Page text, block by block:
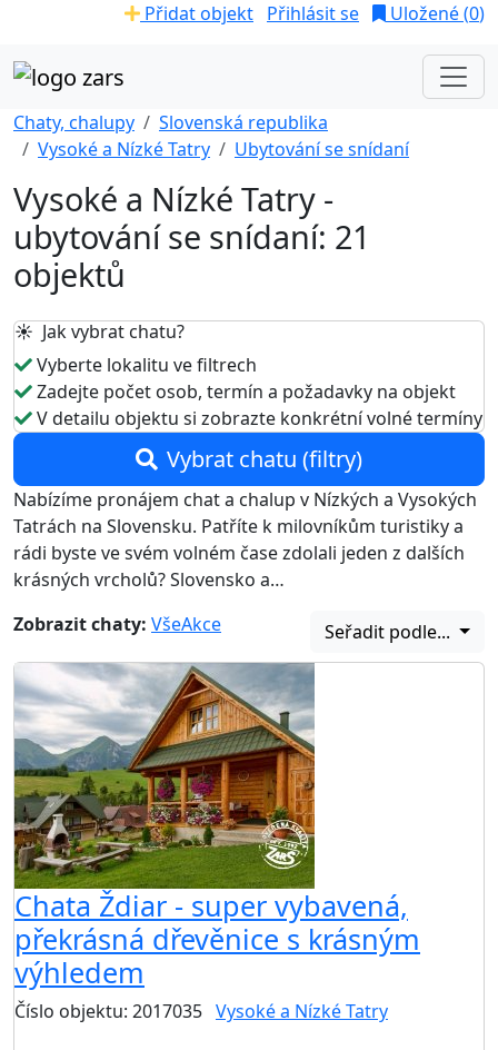
Přidat objekt Přihlásit se Uložené (0)
Chaty, chalupy
Slovenská republika
Vysoké a Nízké Tatry
Ubytování se snídaní
Vysoké a Nízké Tatry -
ubytování se snídaní: 21
objektů
☀️ Jak vybrat chatu?
Vyberte lokalitu ve filtrech
Zadejte počet osob, termín a požadavky na objekt
V detailu objektu si zobrazte konkrétní volné termíny
Vybrat chatu (filtry)
Nabízíme pronájem chat a chalup v Nízkých a Vysokých
Tatrách na Slovensku. Patříte k milovníkům turistiky a
rádi byste ve svém volném čase zdolali jeden z dalších
krásných vrcholů? Slovensko a…
Zobrazit chaty: VšeAkce Seřadit podle...
Chata Ždiar - super vybavená,
překrásná dřevěnice s krásným
výhledem
Číslo objektu: 2017035 Vysoké a Nízké Tatry